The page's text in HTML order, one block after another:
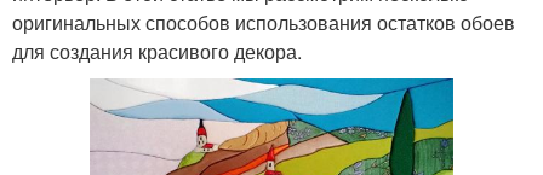
оригинальных способов использования остатков обоев
для создания красивого декора.